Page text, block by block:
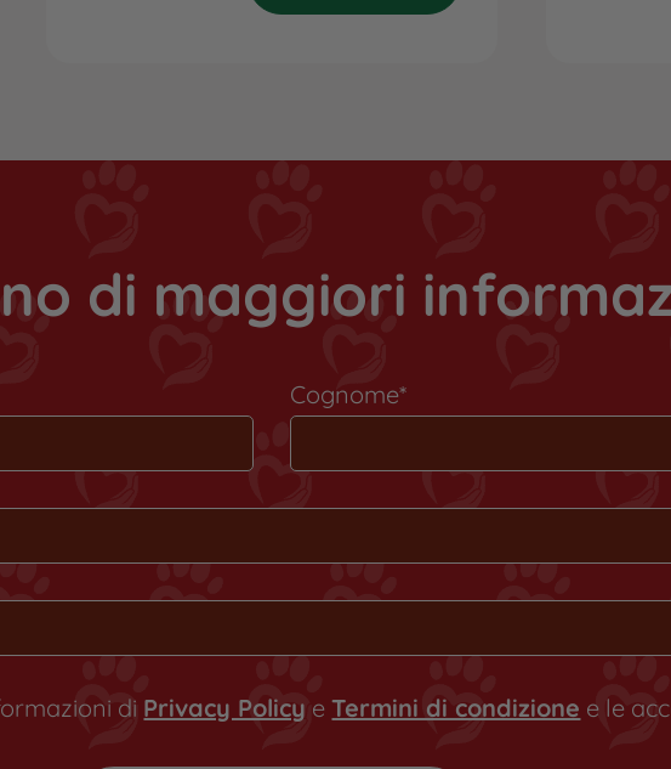
di maggiori
Cognome*
di Privacy Policy eTermini di condizione e le